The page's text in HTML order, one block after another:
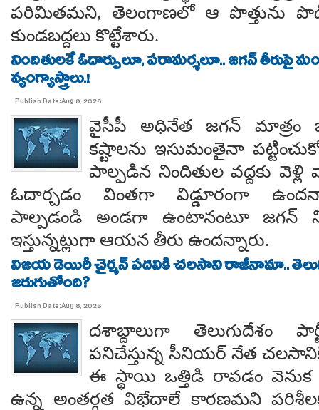
పరిమితమని, తెలంగాణలో ఆ పొత్తును
కుండబద్దలు కొట్టేశారు.
నిందితులకే ఓదార్పులూ, పరామర్శలూ.. జగన్ తీరుపై
వ్యంగ్యాస్త్రాలు.!
Publish Date:Aug 8, 2026
వైసీపీ అధినేత జగన్ మాత్రం
కష్టాలను ఇసుమంతైనా
పాల్పడిన నిందితుల వద్దకు
ఓదార్చడం వింతగా విడ్డూరంగా
పాల్పడండి అండగా ఉంటానంటూ జగన్
ఇస్తున్నట్లుగా ఆయన తీరు ఉందన్నారు.
విజయ డెయిరీ చైర్మన్ పదవికి చలసాని రాజీనామా..
జరుగుతోంది?
Publish Date:Aug 8, 2026
దశాబ్దాలుగా తెలుగుదేశం
పనిచేస్తున్న సీనియర్ నేత
ఈ స్థాయి ఒత్తిడి రావడం వెనుక
ఉన్న అంతర్గత విభేదాలే కారణమని